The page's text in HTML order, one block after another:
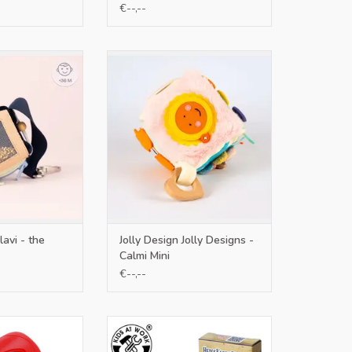
€--,--
zowel kinderen
te ontspannen
– met
voor de handen
WINKELWAGEN
- the
kanten verreikt met bijzondere
texturen en uitdagende
motorische uitdagingen. prachtig
babyspeelgoed.
TOEVOEGEN AAN WINKELWAGEN
Jolly Design Jolly Designs -
Calmi Mini
€--,--
Lijmpistool
WINKELWAGEN
Kids at Work Lijmsticks in 4
kleuren 7mm 12 Stuks